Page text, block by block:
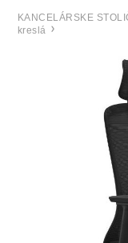
KANCELÁRSKE
kreslá